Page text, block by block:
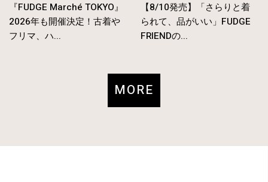
『FUDGE Marché TOKYO』
2026年も開催決定！古着や
フリマ、ハ...
【8/10発売】「さらりと着
られて、品がいい」FUDGE
FRIENDの...
MORE